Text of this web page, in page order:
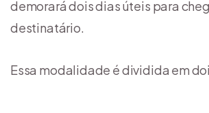
demorará dois dias úteis para
destinatário.
Essa modalidade é dividida em